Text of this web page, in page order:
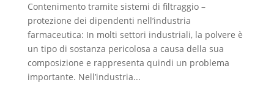
Contenimento tramite sistemi di filtraggio –
protezione dei dipendenti nell’industria
farmaceutica: In molti settori industriali, la polvere è
un tipo di sostanza pericolosa a causa della sua
composizione e rappresenta quindi un problema
importante. Nell’industria...